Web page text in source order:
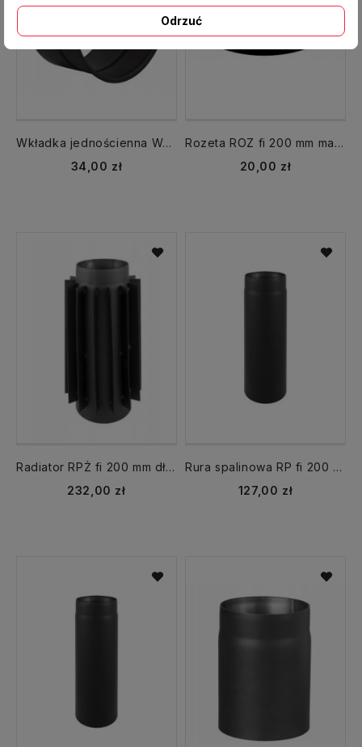
Wkładka jednościenna WJ 200 CZ przejście przez ścianę
34,00 zł
Rozeta ROZ fi 200 mm maskownica
20,00 zł
Radiator RPŻ fi 200 mm dł. 500 mm CZ2 rura żebrowana
232,00 zł
Rura spalinowa RP fi 200 mm dł. 1000 mm CZ2
127,00 zł
Odrzuć